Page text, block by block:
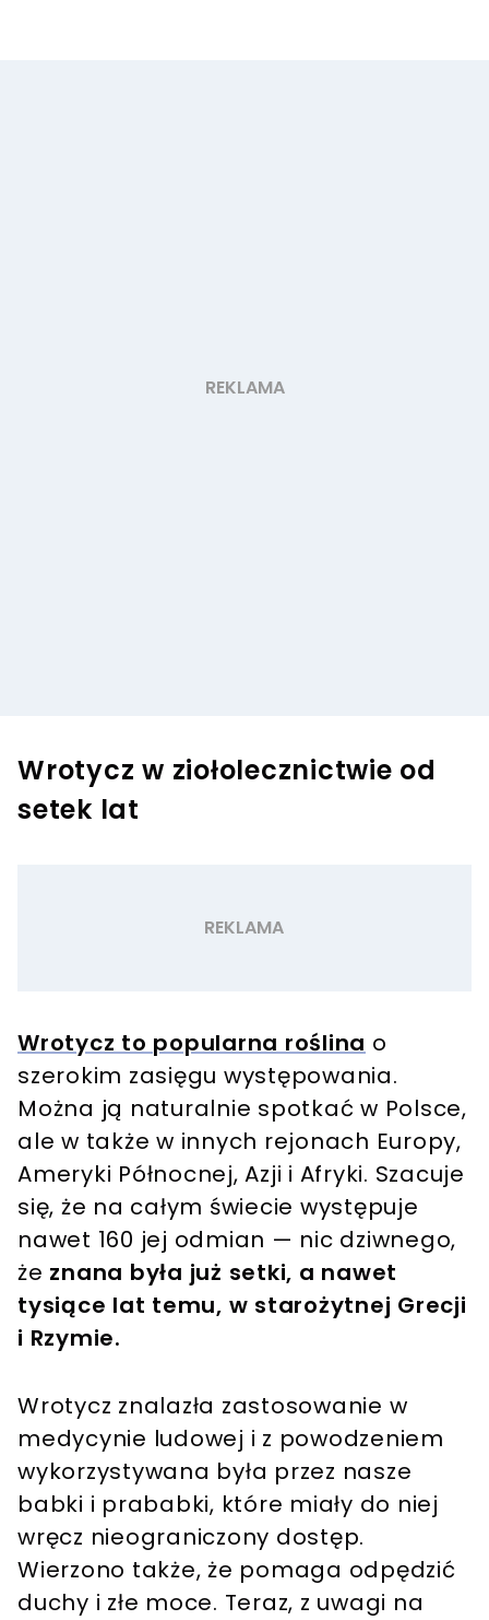
Wrotycz w ziołolecznictwie od
setek lat
Wrotycz to popularna roślina o
szerokim zasięgu występowania.
Można ją naturalnie spotkać w Polsce,
ale w także w innych rejonach Europy,
Ameryki Północnej, Azji i Afryki. Szacuje
się, że na całym świecie występuje
nawet 160 jej odmian — nic dziwnego,
że znana była już setki, a nawet
tysiące lat temu, w starożytnej Grecji
i Rzymie.
Wrotycz znalazła zastosowanie w
medycynie ludowej i z powodzeniem
wykorzystywana była przez nasze
babki i prababki, które miały do niej
wręcz nieograniczony dostęp.
Wierzono także, że pomaga odpędzić
duchy i złe moce. Teraz, z uwagi na